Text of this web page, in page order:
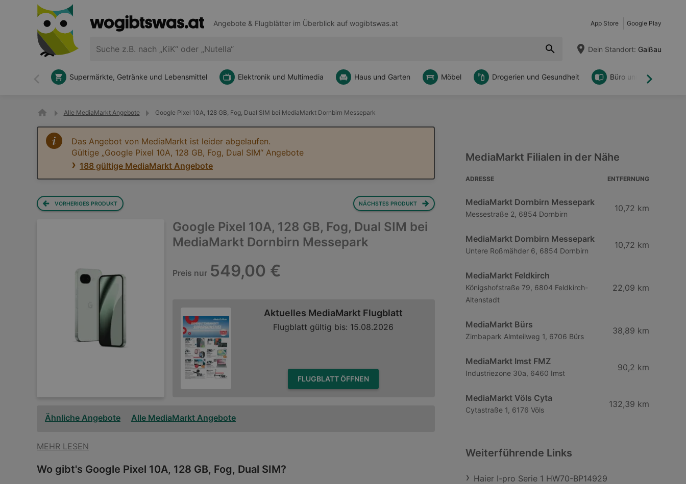
Angebote & Flugblätter im Überblick auf wogibtswas.at App Store Google Play
Dein Standort: Gaißau
Zurück Weiter
Supermärkte, Getränke und Lebensmittel Elektronik und Multimedia Haus und Garten Möbel Drogerien und Gesundheit Büro und DIY
Alle MediaMarkt Angebote Google Pixel 10A, 128 GB, Fog, Dual SIM bei MediaMarkt Dornbirn Messepark
Das Angebot von MediaMarkt ist leider abgelaufen.
Gültige „Google Pixel 10A, 128 GB, Fog, Dual SIM“ Angebote
188 gültige MediaMarkt Angebote
VORHERIGES PRODUKT NÄCHSTES PRODUKT
Google Pixel 10A, 128 GB, Fog, Dual SIM bei
MediaMarkt Dornbirn Messepark
Preis nur 549,00 €
Aktuelles MediaMarkt Flugblatt
Flugblatt gültig bis: 15.08.2026
FLUGBLATT ÖFFNEN
Ähnliche Angebote Alle MediaMarkt Angebote
MEHR LESEN
Wo gibt's Google Pixel 10A, 128 GB, Fog, Dual SIM?
MediaMarkt Filialen in der Nähe
ADRESSE ENTFERNUNG
MediaMarkt Dornbirn Messepark
Messestraße 2, 6854 Dornbirn
10,72 km
MediaMarkt Dornbirn Messepark
Untere Roßmähder 6, 6854 Dornbirn
10,72 km
MediaMarkt Feldkirch
Königshofstraße 79, 6804 Feldkirch-
Altenstadt
22,09 km
MediaMarkt Bürs
Zimbapark Almteilweg 1, 6706 Bürs
38,89 km
MediaMarkt Imst FMZ
Industriezone 30a, 6460 Imst
90,2 km
MediaMarkt Völs Cyta
Cytastraße 1, 6176 Völs
132,39 km
Weiterführende Links
Haier I-pro Serie 1 HW70-BP14929